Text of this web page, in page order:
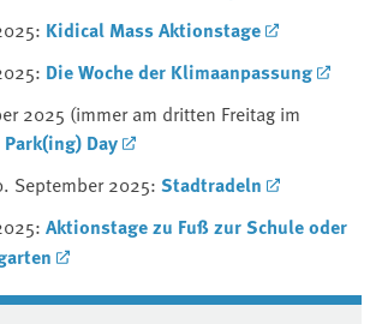
Kidical Mass Aktionstage
Die Woche der Klimaanpassung
2025 (immer am dritten Freitag im
Park(ing) Day
September 2025:Stadtradeln
Aktionstage zu Fuß zur Schule oder